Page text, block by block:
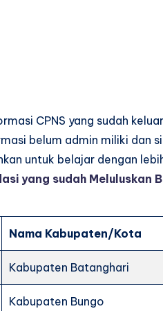
CPNS yang sudah
belum admin miliki dan
untuk belajar dengan
yang sudah Meluluskan
Nama Kabupaten/Kota
Kabupaten Batanghari
Kabupaten Bungo